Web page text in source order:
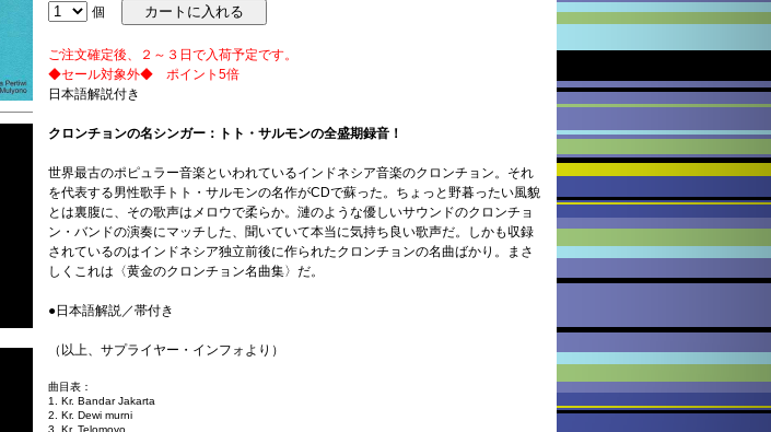
個
ご注文確定後、２～３日で入荷予定です。
◆セール対象外◆ ポイント5倍
日本語解説付き
クロンチョンの名シンガー：トト・サルモンの全盛期録音！
世界最古のポピュラー音楽といわれているインドネシア音楽のクロンチョン。それ
を代表する男性歌手トト・サルモンの名作がCDで蘇った。ちょっと野暮ったい風貌
とは裏腹に、その歌声はメロウで柔らか。漣のような優しいサウンドのクロンチョ
ン・バンドの演奏にマッチした、聞いていて本当に気持ち良い歌声だ。しかも収録
されているのはインドネシア独立前後に作られたクロンチョンの名曲ばかり。まさ
しくこれは〈黄金のクロンチョン名曲集〉だ。
●日本語解説／帯付き
（以上、サプライヤー・インフォより）
曲目表：
1. Kr. Bandar Jakarta
2. Kr. Dewi murni
3. Kr. Telomoyo